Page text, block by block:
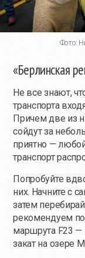
Фото:
«Берлинская
Не все знают,
транспорта
Причем две из
сойдут за
приятно —
транспорт
Попробуйте
них. Начните с
затем
рекомендуем
маршрута F23 —
закат на озере